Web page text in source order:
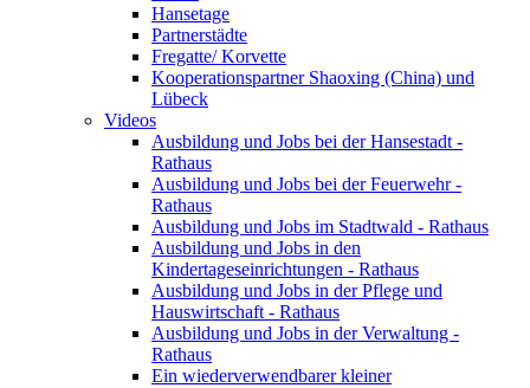
Hansetage
Partnerstädte
Fregatte/ Korvette
Kooperationspartner Shaoxing (China) und
Lübeck
Videos
Ausbildung und Jobs bei der Hansestadt -
Rathaus
Ausbildung und Jobs bei der Feuerwehr -
Rathaus
Ausbildung und Jobs im Stadtwald - Rathaus
Ausbildung und Jobs in den
Kindertageseinrichtungen - Rathaus
Ausbildung und Jobs in der Pflege und
Hauswirtschaft - Rathaus
Ausbildung und Jobs in der Verwaltung -
Rathaus
Ein wiederverwendbarer kleiner